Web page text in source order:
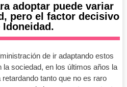
adoptar puede variar
pero el factor decisivo
de ir adaptando estos
sociedad, en los últimos años la
tanto que no es raro